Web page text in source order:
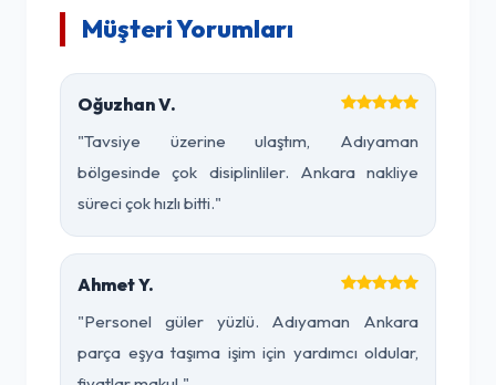
Müşteri Yorumları
Oğuzhan V.
"Tavsiye üzerine ulaştım, Adıyaman
bölgesinde çok disiplinliler. Ankara nakliye
süreci çok hızlı bitti."
Ahmet Y.
"Personel güler yüzlü. Adıyaman Ankara
parça eşya taşıma işim için yardımcı oldular,